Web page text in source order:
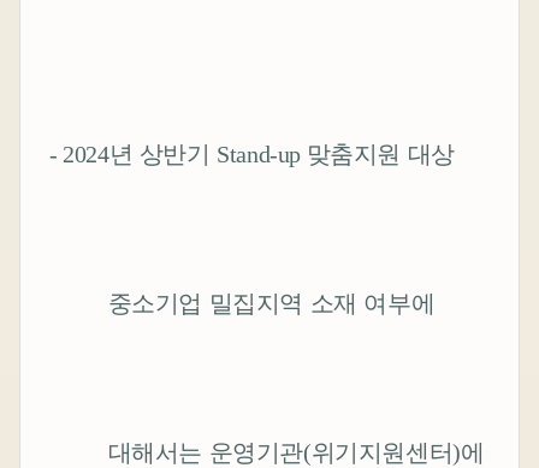
- 2024년 상반기 Stand-up 맞춤지원 대상
중소기업 밀집지역 소재 여부에
대해서는 운영기관(위기지원센터)에